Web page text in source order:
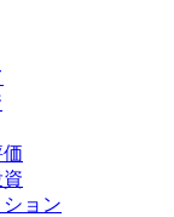
ョン